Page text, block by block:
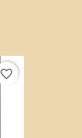
favorite_border